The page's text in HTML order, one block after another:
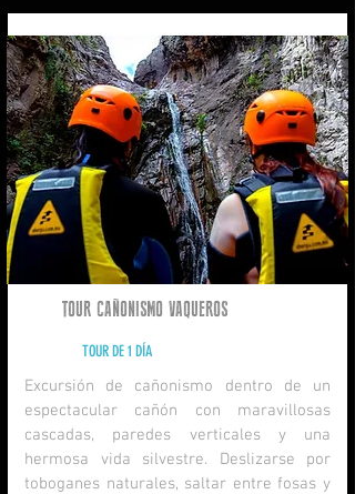
VAQUEROS- Canyoning day
TOUR CAÑONISMO VAQUEROS
TOUR DE 1 DÍA
Excursión de cañonismo dentro de un
espectacular cañón con maravillosas
cascadas, paredes verticales y una
hermosa vida silvestre. Deslizarse por
toboganes naturales, saltar entre fosas y